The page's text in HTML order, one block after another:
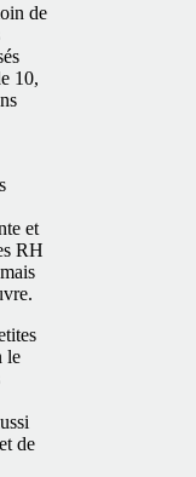
de
10,
et
RH
le
de